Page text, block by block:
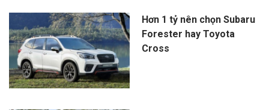
Hơn 1 tỷ nên chọn Subaru
Forester hay Toyota
Cross